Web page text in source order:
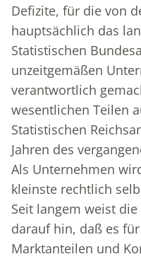
Defizite, für die von
hauptsächlich das
Statistischen
unzeitgemäßen
verantwortlich
wesentlichen Teilen
Statistischen
Jahren des
Als Unternehmen
kleinste rechtlich
Seit langem weist
darauf hin, daß es
Marktanteilen und